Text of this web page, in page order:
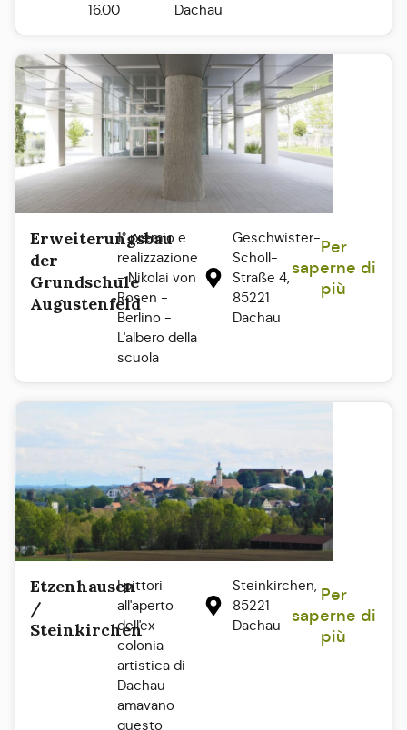
16.00
Dachau
Erweiterungsbau
der
Grundschule
Augustenfeld
1° premio e
realizzazione
- Nikolai von
Rosen -
Berlino -
L'albero della
scuola
Geschwister-
Scholl-
Straße 4,
85221
Dachau
Per
saperne di
più
Etzenhausen
/
Steinkirchen
I pittori
all'aperto
dell'ex
colonia
artistica di
Dachau
amavano
questo
Steinkirchen,
85221
Dachau
Per
saperne di
più